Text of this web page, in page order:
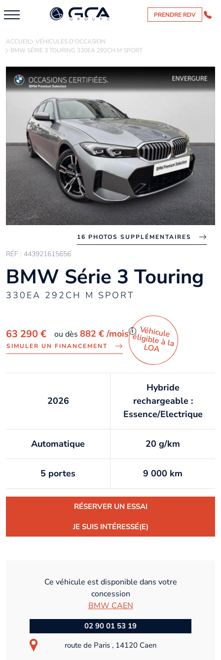
PRENDRE RDV
ACCUEIL VÉHICULES D'OCCASION
BMW SÉRIE 3 TOURING 330EA 292CH M SPORT
16 PHOTOS SUPPLÉMENTAIRES
RÉF : 443921615656
BMW Série 3 Touring
330EA 292CH M SPORT
63 290 € ou dès 882 €/mois i
SIMULER UN FINANCEMENT
Véhicule
éligible à la
LO
A
2026
Hybride
rechargeable :
Essence/Electrique
Automatique 20 g/km
5 portes 9 000 km
RÉSERVER UN ESSAI
JE SUIS INTÉRESSÉ(E)
Ce véhicule est disponible dans votre
concession
BMW CAEN
02 90 01 53 19
route de Paris , 14120 Caen